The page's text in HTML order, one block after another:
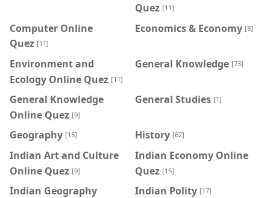
Quez [11]
Computer Online
Quez [11]
Economics & Economy [8]
Environment and
Ecology Online Quez [11]
General Knowledge [73]
General Knowledge
Online Quez [9]
General Studies [1]
Geography [15] History [62]
Indian Art and Culture
Online Quez [9]
Indian Economy Online
Quez [15]
Indian Geography
Indian Polity [17]